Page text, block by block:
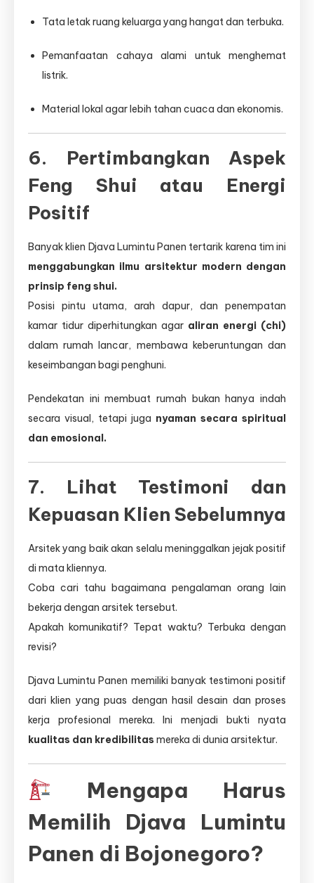
Tata letak ruang keluarga yang hangat dan terbuka.
Pemanfaatan cahaya alami untuk menghemat
listrik.
Material lokal agar lebih tahan cuaca dan ekonomis.
6. Pertimbangkan Aspek
Feng Shui atau Energi
Positif
Banyak klien Djava Lumintu Panen tertarik karena tim ini
menggabungkan ilmu arsitektur modern dengan
prinsip feng shui.
Posisi pintu utama, arah dapur, dan penempatan
kamar tidur diperhitungkan agar aliran energi (chi)
dalam rumah lancar, membawa keberuntungan dan
keseimbangan bagi penghuni.
Pendekatan ini membuat rumah bukan hanya indah
secara visual, tetapi juga nyaman secara spiritual
dan emosional.
7. Lihat Testimoni dan
Kepuasan Klien Sebelumnya
Arsitek yang baik akan selalu meninggalkan jejak positif
di mata kliennya.
Coba cari tahu bagaimana pengalaman orang lain
bekerja dengan arsitek tersebut.
Apakah komunikatif? Tepat waktu? Terbuka dengan
revisi?
Djava Lumintu Panen memiliki banyak testimoni positif
dari klien yang puas dengan hasil desain dan proses
kerja profesional mereka. Ini menjadi bukti nyata
kualitas dan kredibilitas mereka di dunia arsitektur.
Mengapa Harus
Memilih Djava Lumintu
Panen di Bojonegoro?